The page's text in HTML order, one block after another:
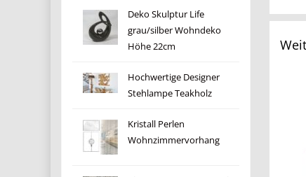
Deko Skulptur Life
grau/silber Wohndeko
Höhe 22cm
Hochwertige Designer
Stehlampe Teakholz
Kristall Perlen
Wohnzimmervorhang